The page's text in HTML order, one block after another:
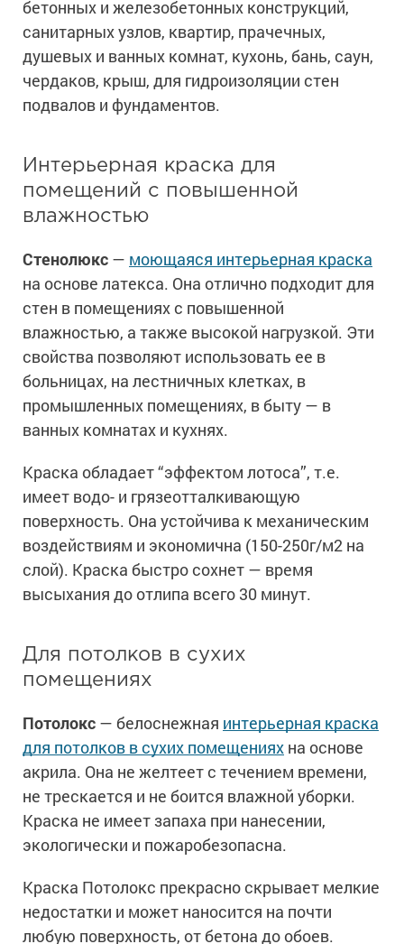
бетонных и железобетонных конструкций,
санитарных узлов, квартир, прачечных,
душевых и ванных комнат, кухонь, бань, саун,
чердаков, крыш, для гидроизоляции стен
подвалов и фундаментов.
Интерьерная краска для
помещений с повышенной
влажностью
Стенолюкс — моющаяся интерьерная краска
на основе латекса. Она отлично подходит для
стен в помещениях с повышенной
влажностью, а также высокой нагрузкой. Эти
свойства позволяют использовать ее в
больницах, на лестничных клетках, в
промышленных помещениях, в быту — в
ванных комнатах и кухнях.
Краска обладает “эффектом лотоса”, т.е.
имеет водо- и грязеотталкивающую
поверхность. Она устойчива к механическим
воздействиям и экономична (150-250г/м2 на
слой). Краска быстро сохнет — время
высыхания до отлипа всего 30 минут.
Для потолков в сухих
помещениях
Потолокс — белоснежная интерьерная краска
для потолков в сухих помещениях на основе
акрила. Она не желтеет с течением времени,
не трескается и не боится влажной уборки.
Краска не имеет запаха при нанесении,
экологически и пожаробезопасна.
Краска Потолокс прекрасно скрывает мелкие
недостатки и может наносится на почти
любую поверхность, от бетона до обоев.